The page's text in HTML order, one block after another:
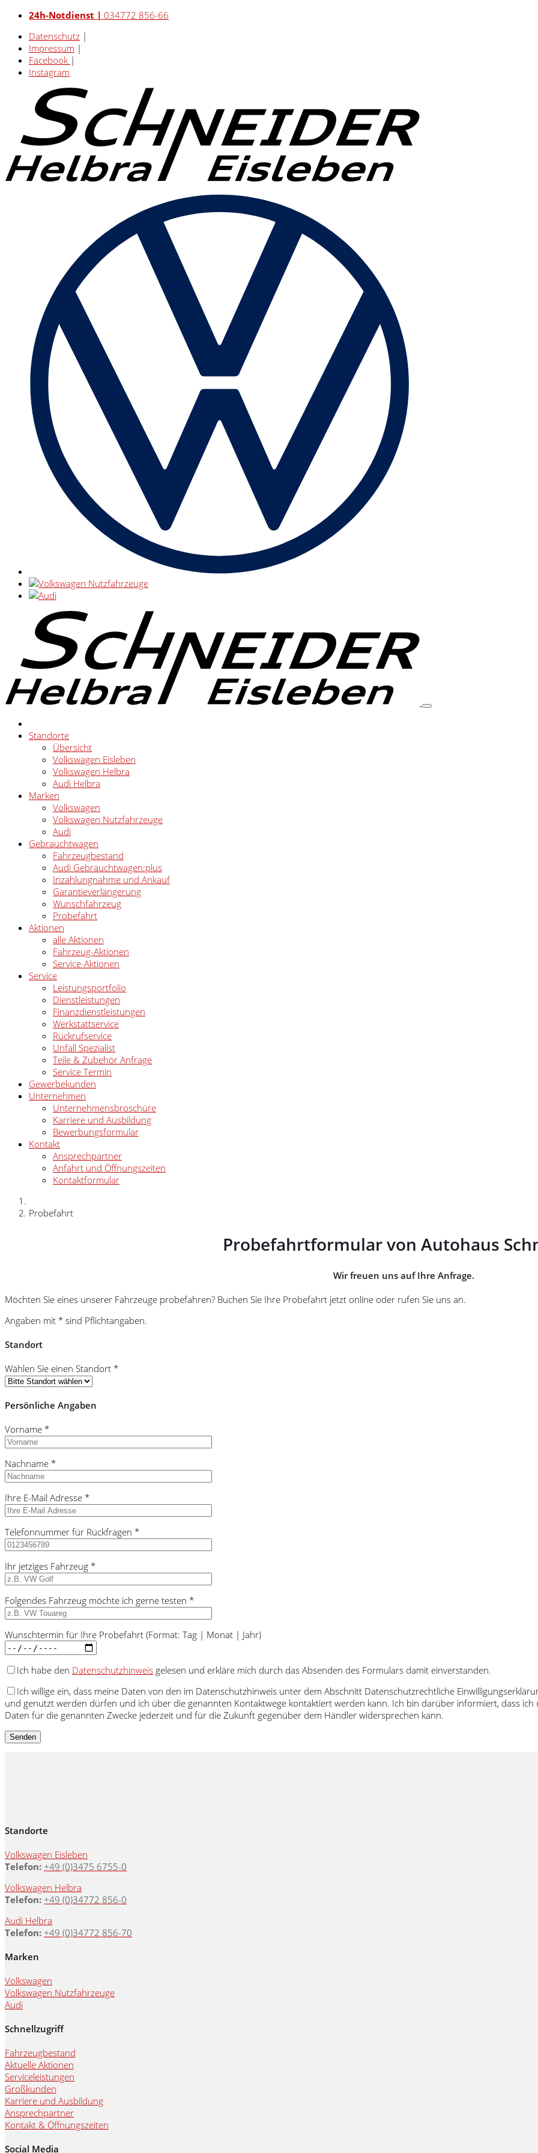
24h-Notdienst | 034772 856-66
Datenschutz |
Impressum |
Facebook |
Instagram
Standorte
Übersicht
Volkswagen Eisleben
Volkswagen Helbra
Audi Helbra
Marken
Volkswagen
Volkswagen Nutzfahrzeuge
Audi
Gebrauchtwagen
Fahrzeugbestand
Audi Gebrauchtwagen:plus
Inzahlungnahme und Ankauf
Garantieverlängerung
Wunschfahrzeug
Probefahrt
Aktionen
alle Aktionen
Fahrzeug-Aktionen
Service-Aktionen
Service
Leistungsportfolio
Dienstleistungen
Finanzdienstleistungen
Werkstattservice
Rückrufservice
Unfall Spezialist
Teile & Zubehör Anfrage
Service Termin
Gewerbekunden
Unternehmen
Unternehmensbroschüre
Karriere und Ausbildung
Bewerbungsformular
Kontakt
Ansprechpartner
Anfahrt und Öffnungszeiten
Kontaktformular
Probefahrt
Probefahrtformular von Autohaus
Wir freuen uns auf Ihre Anfrage.
Möchten Sie eines unserer Fahrzeuge probefahren? Buchen Sie Ihre Probefahrt jetzt online oder rufen Sie uns an.
Angaben mit * sind Pflichtangaben.
Standort
Wählen Sie einen Standort *
Persönliche Angaben
Vorname *
Nachname *
Ihre E-Mail Adresse *
Telefonnummer für Rückfragen *
Ihr jetziges Fahrzeug *
Folgendes Fahrzeug möchte ich gerne testen *
Wunschtermin für Ihre Probefahrt (Format: Tag | Monat | Jahr)
Ich habe den Datenschutzhinweis gelesen und erkläre mich durch das Absenden des Formulars damit einverstanden.
Ich willige ein, dass meine Daten von den im Datenschutzhinweis unter dem Abschnitt Datenschutzrechtliche
und genutzt werden dürfen und ich über die genannten Kontaktwege kontaktiert werden kann. Ich bin darüber informiert, dass
Daten für die genannten Zwecke jederzeit und für die Zukunft gegenüber dem Händler widersprechen kann.
Standorte
Volkswagen Eisleben
Telefon: +49 (0)3475 6755-0
Volkswagen Helbra
Telefon: +49 (0)34772 856-0
Audi Helbra
Telefon: +49 (0)34772 856-70
Marken
Volkswagen
Volkswagen Nutzfahrzeuge
Audi
Schnellzugriff
Fahrzeugbestand
Aktuelle Aktionen
Serviceleistungen
Großkunden
Karriere und Ausbildung
Ansprechpartner
Kontakt & Öffnungszeiten
Social Media